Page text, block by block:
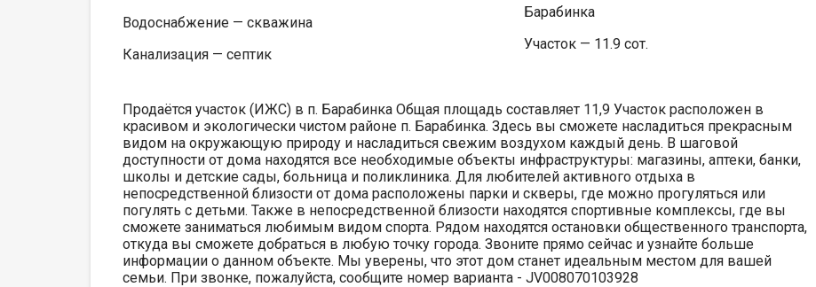
Водоснабжение — скважина
Канализация — септик
Барабинка
Участок — 11.9 сот.
Продаётся участок (ИЖС) в п. Барабинка Общая площадь составляет 11,9 Участок расположен в
красивом и экологически чистом районе п. Барабинка. Здесь вы сможете насладиться прекрасным
видом на окружающую природу и насладиться свежим воздухом каждый день. В шаговой
доступности от дома находятся все необходимые объекты инфраструктуры: магазины, аптеки, банки,
школы и детские сады, больница и поликлиника. Для любителей активного отдыха в
непосредственной близости от дома расположены парки и скверы, где можно прогуляться или
погулять с детьми. Также в непосредственной близости находятся спортивные комплексы, где вы
сможете заниматься любимым видом спорта. Рядом находятся остановки общественного транспорта,
откуда вы сможете добраться в любую точку города. Звоните прямо сейчас и узнайте больше
информации о данном объекте. Мы уверены, что этот дом станет идеальным местом для вашей
семьи. При звонке, пожалуйста, сообщите номер варианта - JV008070103928